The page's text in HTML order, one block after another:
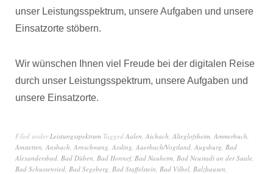
unser Leistungsspektrum, unsere Aufgaben und unsere
Einsatzorte stöbern.
Wir wünschen Ihnen viel Freude bei der digitalen Reise
durch unser Leistungsspektrum, unsere Aufgaben und
unsere Einsatzorte.
Filed underLeistungsspektrum Tagged Aalen, Aichach, Alteglofsheim, Ammerbuch,
Amstetten, Ansbach, Arnschwang, Assling, Auerbach/Vogtland, Augsburg, Bad
Alexandersbad, Bad Düben, Bad Honnef, Bad Nauheim, Bad Neustadt an der Saale,
Bad Schussenried, Bad Segeberg, Bad Staffelstein, Bad Vilbel, Balzhausen,